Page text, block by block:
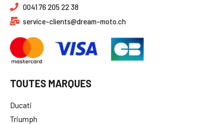
0041 76 205 22 38
service-clients@dream-moto.ch
TOUTES MARQUES
Ducati
Triumph